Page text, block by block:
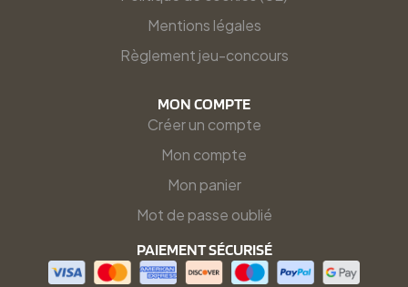
Mentions légales
Règlement jeu-concours
MON COMPTE
Créer un compte
Mon compte
Mon panier
Mot de passe oublié
PAIEMENT SÉCURISÉ